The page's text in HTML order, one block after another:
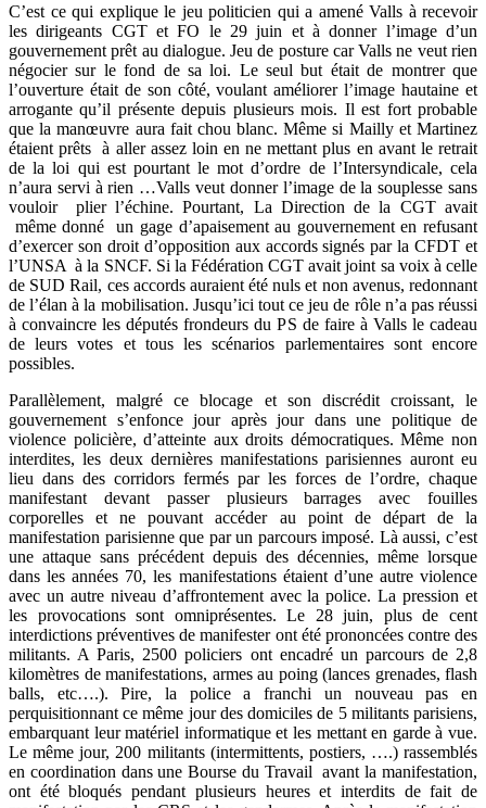
C’est ce qui explique le jeu politicien qui a amené Valls à recevoir
les dirigeants CGT et FO le 29 juin et à donner l’image d’un
gouvernement prêt au dialogue. Jeu de posture car Valls ne veut rien
négocier sur le fond de sa loi. Le seul but était de montrer que
l’ouverture était de son côté, voulant améliorer l’image hautaine et
arrogante qu’il présente depuis plusieurs mois. Il est fort probable
que la manœuvre aura fait chou blanc. Même si Mailly et Martinez
étaient prêts à aller assez loin en ne mettant plus en avant le retrait
de la loi qui est pourtant le mot d’ordre de l’Intersyndicale, cela
n’aura servi à rien …Valls veut donner l’image de la souplesse sans
vouloir plier l’échine. Pourtant, La Direction de la CGT avait
même donné un gage d’apaisement au gouvernement en refusant
d’exercer son droit d’opposition aux accords signés par la CFDT et
l’UNSA à la SNCF. Si la Fédération CGT avait joint sa voix à celle
de SUD Rail, ces accords auraient été nuls et non avenus, redonnant
de l’élan à la mobilisation. Jusqu’ici tout ce jeu de rôle n’a pas réussi
à convaincre les députés frondeurs du PS de faire à Valls le cadeau
de leurs votes et tous les scénarios parlementaires sont encore
possibles.
Parallèlement, malgré ce blocage et son discrédit croissant, le
gouvernement s’enfonce jour après jour dans une politique de
violence policière, d’atteinte aux droits démocratiques. Même non
interdites, les deux dernières manifestations parisiennes auront eu
lieu dans des corridors fermés par les forces de l’ordre, chaque
manifestant devant passer plusieurs barrages avec fouilles
corporelles et ne pouvant accéder au point de départ de la
manifestation parisienne que par un parcours imposé. Là aussi, c’est
une attaque sans précédent depuis des décennies, même lorsque
dans les années 70, les manifestations étaient d’une autre violence
avec un autre niveau d’affrontement avec la police. La pression et
les provocations sont omniprésentes. Le 28 juin, plus de cent
interdictions préventives de manifester ont été prononcées contre des
militants. A Paris, 2500 policiers ont encadré un parcours de 2,8
kilomètres de manifestations, armes au poing (lances grenades, flash
balls, etc….). Pire, la police a franchi un nouveau pas en
perquisitionnant ce même jour des domiciles de 5 militants parisiens,
embarquant leur matériel informatique et les mettant en garde à vue.
Le même jour, 200 militants (intermittents, postiers, ….) rassemblés
en coordination dans une Bourse du Travail avant la manifestation,
ont été bloqués pendant plusieurs heures et interdits de fait de